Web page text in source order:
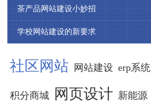
茶产品网站建设小妙招
学校网站建设的新要求
社区网站 网站建设 erp系统
积分商城 网页设计 新能源